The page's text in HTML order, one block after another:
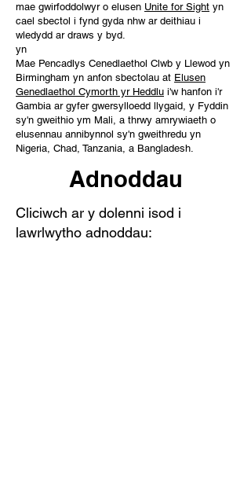
mae gwirfoddolwyr o elusen Unite for Sight yn
cael sbectol i fynd gyda nhw ar deithiau i
wledydd ar draws y byd.
yn
Mae Pencadlys Cenedlaethol Clwb y Llewod yn
Birmingham yn anfon sbectolau at Elusen
Genedlaethol Cymorth yr Heddlu i'w hanfon i'r
Gambia ar gyfer gwersylloedd llygaid, y Fyddin
sy'n gweithio ym Mali, a thrwy amrywiaeth o
elusennau annibynnol sy'n gweithredu yn
Nigeria, Chad, Tanzania, a Bangladesh.
Adnoddau
Cliciwch ar y dolenni isod i
lawrlwytho adnoddau: